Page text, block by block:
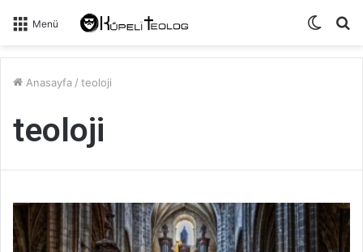
Menü
Dış
Anasayfa / teoloji
teoloji